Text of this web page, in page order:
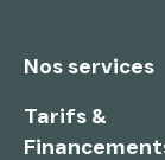
Nos services
Tarifs &